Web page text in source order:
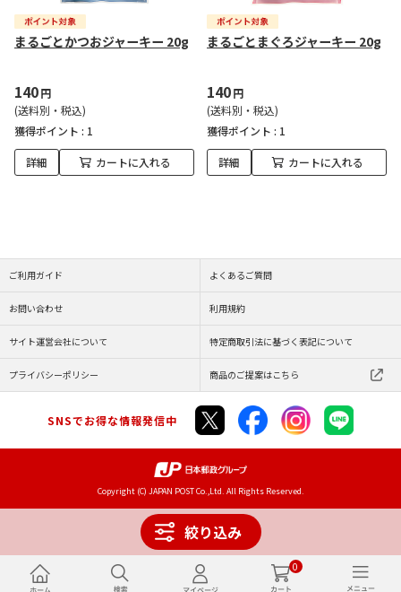
0
絞り込み
まるごとかつおジャーキー 20g
140円
(送料別・税込)
獲得ポイント : 1
詳細 カートに入れる
まるごとまぐろジャーキー 20g
140円
(送料別・税込)
獲得ポイント : 1
詳細 カートに入れる
ご利用ガイド よくあるご質問
お問い合わせ 利用規約
サイト運営会社について 特定商取引法に基づく表記について
プライバシーポリシー 商品のご提案はこちら
SNSでお得な情報発信中
Copyright (C) JAPAN POST Co.,Ltd. All Rights Reserved.